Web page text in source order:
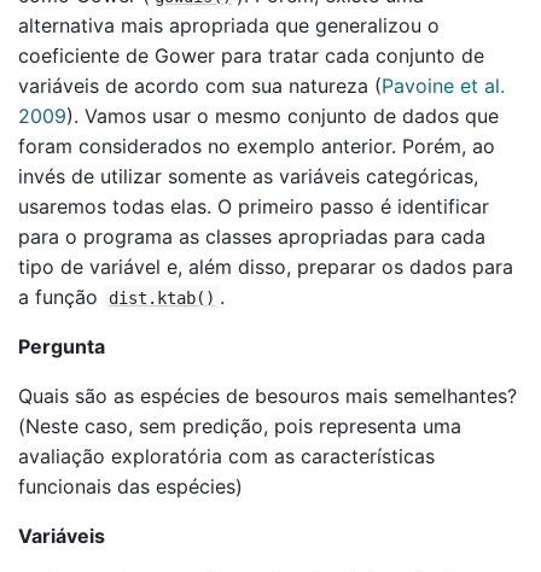
alternativa mais apropriada que generalizou o
coeficiente de Gower para tratar cada conjunto de
variáveis de acordo com sua natureza (Pavoine et al.
2009). Vamos usar o mesmo conjunto de dados que
foram considerados no exemplo anterior. Porém, ao
invés de utilizar somente as variáveis categóricas,
usaremos todas elas. O primeiro passo é identificar
para o programa as classes apropriadas para cada
tipo de variável e, além disso, preparar os dados para
a função
dist.ktab() .
Pergunta
Quais são as espécies de besouros mais semelhantes?
(Neste caso, sem predição, pois representa uma
avaliação exploratória com as características
funcionais das espécies)
Variáveis